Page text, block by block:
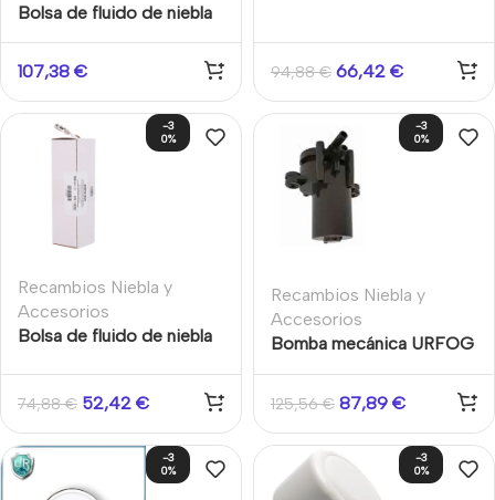
Bolsa de fluido de niebla
de 1000ml para Modular
800
107,38 € 94,88€ 66,42 €
-3
0%
Recambios Niebla y
Accesorios
Bolsa de fluido de niebla
74,88€ 52,42 €
-3
0%
Recambios Niebla y
Accesorios
Bomba mecánica URFOG
125,56€ 87,89 €
-3
0%
-3
0%